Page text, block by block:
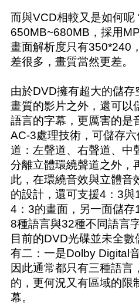
而與VCD相較又是如何
650MB~680MB，採用
畫面解析度只有350*240
差很多，畫質當然更差。
由於DVD擁有超大的儲
畫質的影片之外，還可以
語言的字幕，更厲害的是
AC-3處理技術，可儲存
道：左聲道、右聲道、中
分離立體環繞聲道之外，
此，在環繞音效與立體音
的設計，還可支援4：3
4：3的畫面，另一面儲
8種語言與32種不同語言
目前的DVD光碟並未全
有二：一是Dolby Digital
因此通常都只有三種語言
的，更何況又有區域的限
幕。